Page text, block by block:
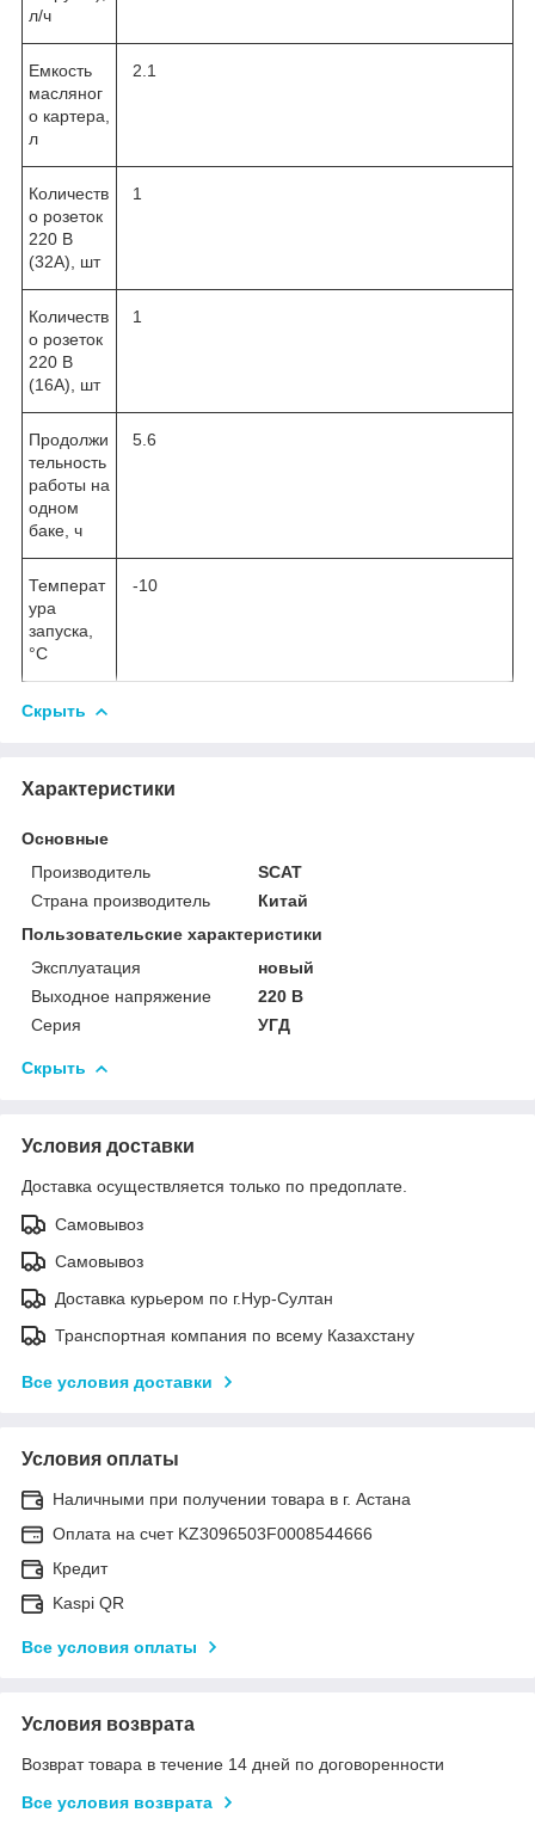
л/ч
Емкость
масляног
о картера,
л
2.1
Количеств
о розеток
220 В
(32А), шт
1
Количеств
о розеток
220 В
(16А), шт
1
Продолжи
тельность
работы на
одном
баке, ч
5.6
Температ
ура
запуска,
°С
-10
Скрыть
Характеристики
Основные
Производитель
SCAT
Страна производитель
Китай
Пользовательские характеристики
Эксплуатация
новый
Выходное напряжение
220 В
Серия
УГД
Скрыть
Условия доставки
Доставка осуществляется только по предоплате.
Самовывоз
Самовывоз
Доставка курьером по г.Нур-Султан
Транспортная компания по всему Казахстану
Все условия доставки
Условия оплаты
Наличными при получении товара в г. Астана
Оплата на счет KZ3096503F0008544666
Кредит
Kaspi QR
Все условия оплаты
Условия возврата
Возврат товара в течение 14 дней по договоренности
Все условия возврата